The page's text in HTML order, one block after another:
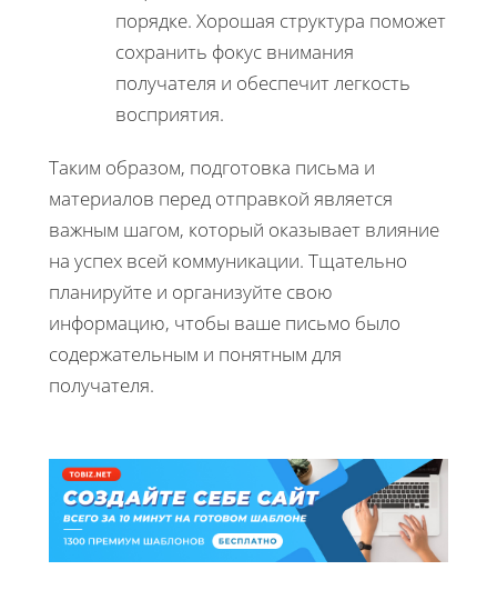
порядке. Хорошая структура поможет
сохранить фокус внимания
получателя и обеспечит легкость
восприятия.
Таким образом, подготовка письма и
материалов перед отправкой является
важным шагом, который оказывает влияние
на успех всей коммуникации. Тщательно
планируйте и организуйте свою
информацию, чтобы ваше письмо было
содержательным и понятным для
получателя.